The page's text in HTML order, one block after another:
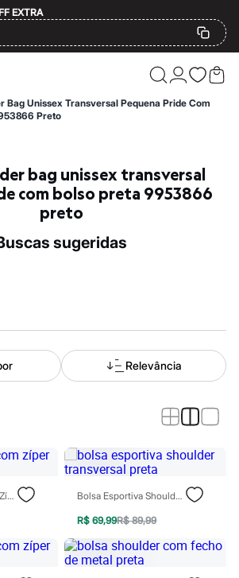
EXTRA
Bag Unissex Transversal Pequena Pride Com
Preto
com bolso preta 9953866
preto
buscas sugeridas
Relevância
Bolsa Shoulder Com Zíper Preta Bolsa Esportiva Shoulder Transversal Preta
R$ 69,99R$ 89,99